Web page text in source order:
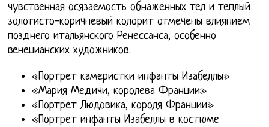
чувственная осязаемость обнаженных тел и теплый
золотисто-коричневый колорит отмечены влиянием
позднего итальянского Ренессанса, особенно
венецианских художников.
«Портрет камеристки инфанты Изабеллы»
«Мария Медичи, королева Франции»
«Портрет Людовика, короля Франции»
«Портрет инфанты Изабеллы в костюме